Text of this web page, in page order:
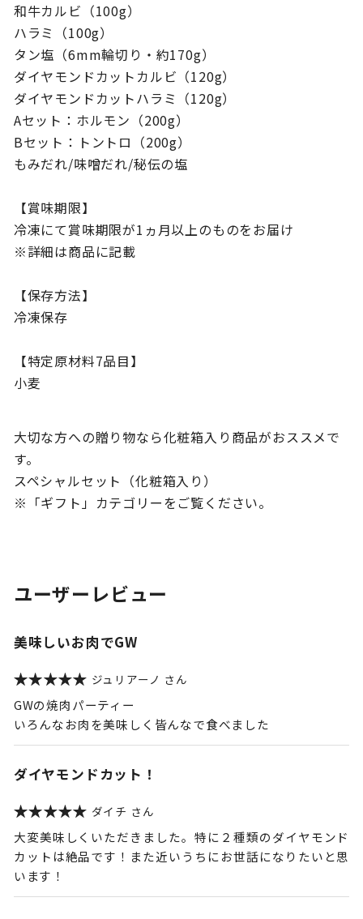
和牛カルビ（100g）
ハラミ（100g）
タン塩（6mm輪切り・約170g）
ダイヤモンドカットカルビ（120g）
ダイヤモンドカットハラミ（120g）
Aセット：ホルモン（200g）
Bセット：トントロ（200g）
もみだれ/味噌だれ/秘伝の塩
【賞味期限】
冷凍にて賞味期限が1ヵ月以上のものをお届け
※詳細は商品に記載
【保存方法】
冷凍保存
【特定原材料7品目】
小麦
大切な方への贈り物なら化粧箱入り商品がおススメで
す。
スペシャルセット（化粧箱入り）
※「ギフト」カテゴリーをご覧ください。
ユーザーレビュー
美味しいお肉でGW
ジュリアーノ
GWの焼肉パーティー
いろんなお肉を美味しく皆んなで食べました
ダイヤモンドカット！
ダイチ
大変美味しくいただきました。特に２種類のダイヤモンド
カットは絶品です！また近いうちにお世話になりたいと思
います！